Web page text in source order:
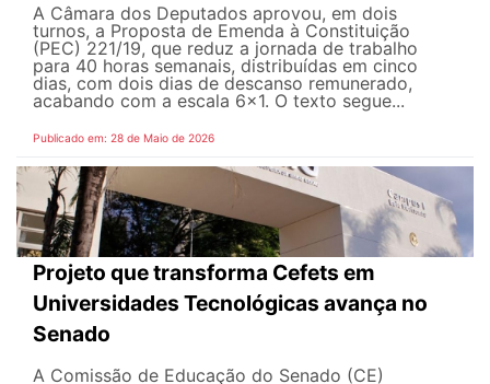
A Câmara dos Deputados aprovou, em dois
turnos, a Proposta de Emenda à Constituição
(PEC) 221/19, que reduz a jornada de trabalho
para 40 horas semanais, distribuídas em cinco
dias, com dois dias de descanso remunerado,
acabando com a escala 6x1. O texto segue...
Publicado em: 28 de Maio de 2026
Projeto que transforma Cefets em
Universidades Tecnológicas avança no
Senado
A Comissão de Educação do Senado (CE)